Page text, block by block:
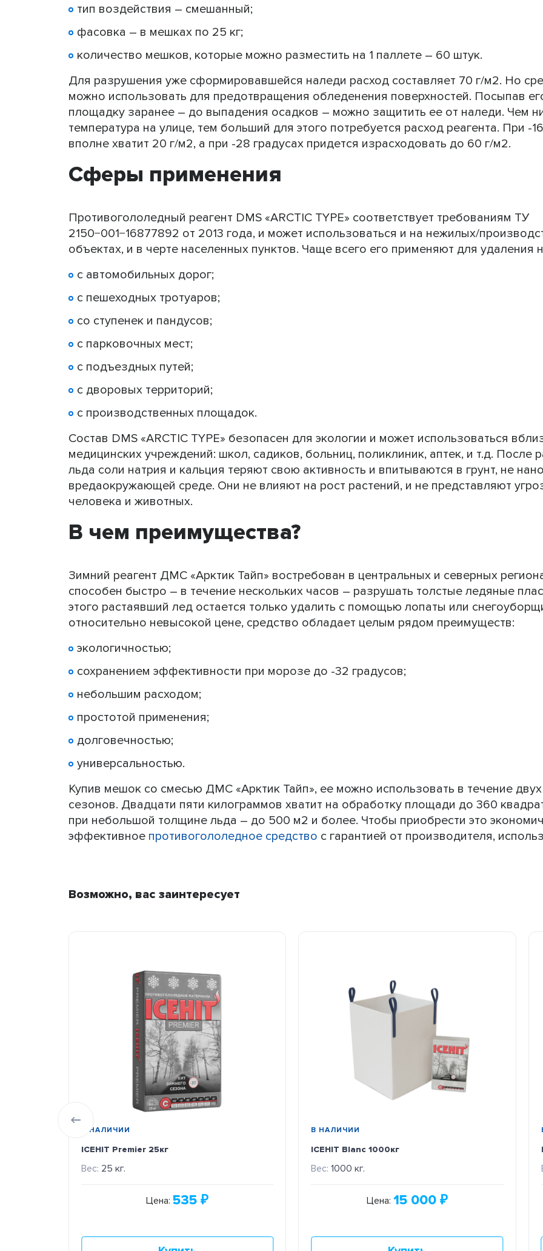
тип воздействия – смешанный;
фасовка – в мешках по 25 кг;
количество мешков, которые можно разместить на 1 паллете – 60 штук.
Для разрушения уже сформировавшейся наледи расход составляет 70 г/м2. Но
можно использовать для предотвращения обледенения поверхностей. Посыпав
площадку заранее – до выпадения осадков – можно защитить ее от наледи. Чем
температура на улице, тем больший для этого потребуется расход реагента. При -
вполне хватит 20 г/м2, а при -28 градусах придется израсходовать до 60 г/м2.
Сферы применения
Противогололедный реагент DMS «ARCTIC TYPE» соответствует требованиям ТУ
2150−001−16877892 от 2013 года, и может использоваться и на нежилых/
объектах, и в черте населенных пунктов. Чаще всего его применяют для удаления
с автомобильных дорог;
с пешеходных тротуаров;
со ступенек и пандусов;
с парковочных мест;
с подъездных путей;
с дворовых территорий;
с производственных площадок.
Состав DMS «ARCTIC TYPE» безопасен для экологии и может использоваться
медицинских учреждений: школ, садиков, больниц, поликлиник, аптек, и т.д. После
льда соли натрия и кальция теряют свою активность и впитываются в грунт, не
вредаокружающей среде. Они не влияют на рост растений, и не представляют
человека и животных.
В чем преимущества?
Зимний реагент ДМС «Арктик Тайп» востребован в центральных и северных
способен быстро – в течение нескольких часов – разрушать толстые ледяные
этого растаявший лед остается только удалить с помощью лопаты или
относительно невысокой цене, средство обладает целым рядом преимуществ:
экологичностью;
сохранением эффективности при морозе до -32 градусов;
небольшим расходом;
простотой применения;
долговечностью;
универсальностью.
Купив мешок со смесью ДМС «Арктик Тайп», ее можно использовать в течение
сезонов. Двадцати пяти килограммов хватит на обработку площади до 360
при небольшой толщине льда – до 500 м2 и более. Чтобы приобрести это
эффективное противогололедное средство с гарантией от производителя,
Возможно, вас заинтересует
В НАЛИЧИИ
ICEHIT Premier 25кг
Вес: 25 кг.
Цена:535₽
В НАЛИЧИИ
ICEHIT Blanc 1000кг
Вес:1000 кг.
Цена: 15 000 ₽